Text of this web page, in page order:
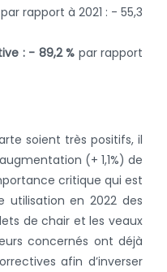
rapport à 2021 : - 55,3
: - 89,2 % par rapport
soient très positifs, il
(+ 1,1%) de
critique qui est
utilisation en 2022 des
de chair et les veaux
concernés ont déjà
afin d’inverser